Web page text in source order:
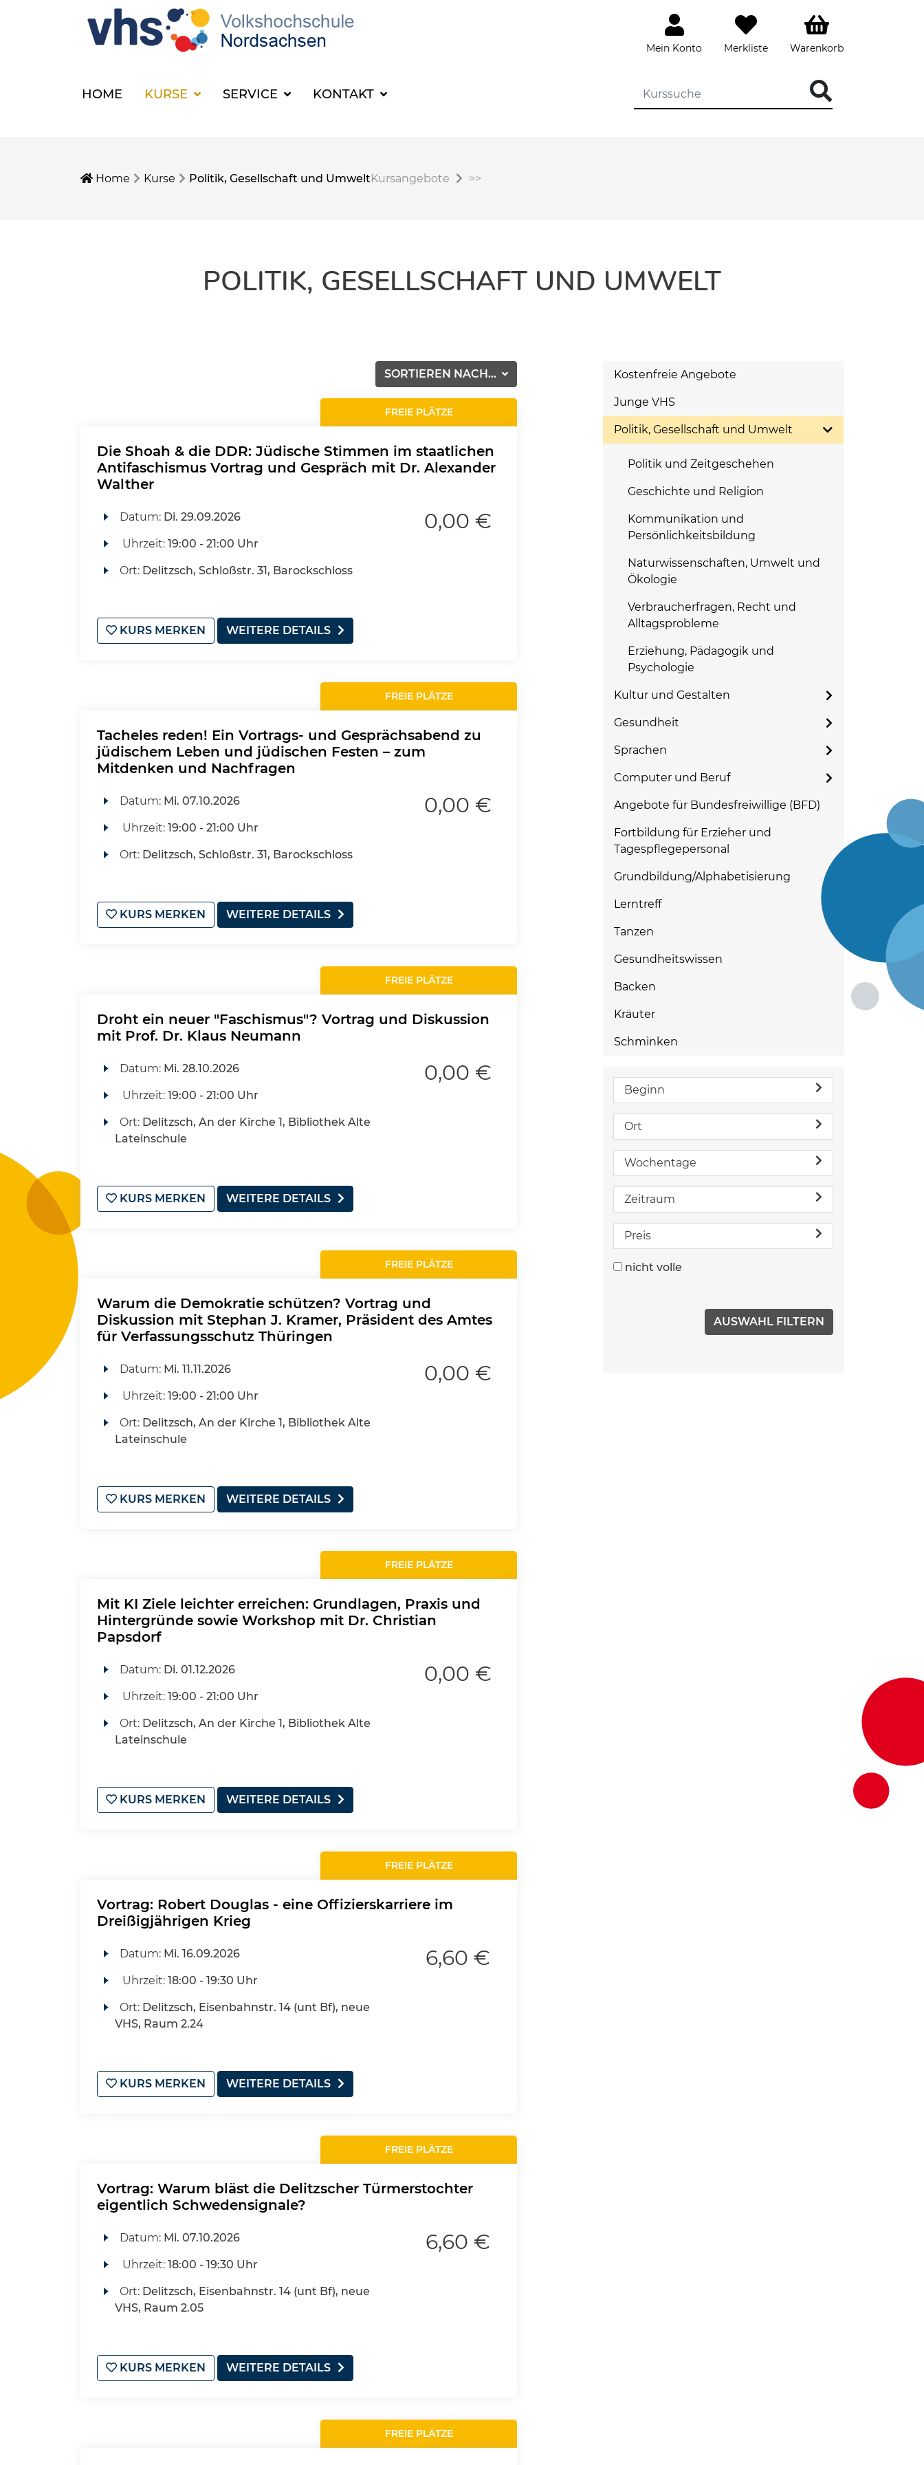
Mein Konto Merkliste Warenkorb
HOME KURSE SERVICE KONTAKT
Home Kurse Politik, Gesellschaft und UmweltKursangebote >>
POLITIK, GESELLSCHAFT UND UMWELT
SORTIEREN NACH...
FREIE PLÄTZE
Die Shoah & die DDR: Jüdische Stimmen im staatlichen
Antifaschismus Vortrag und Gespräch mit Dr. Alexander
Walther
Datum: Di. 29.09.2026
Uhrzeit: 19:00 - 21:00 Uhr
Ort: Delitzsch, Schloßstr. 31, Barockschloss
0,00 €
KURS MERKEN WEITERE DETAILS
FREIE PLÄTZE
Tacheles reden! Ein Vortrags- und Gesprächsabend zu
jüdischem Leben und jüdischen Festen – zum
Mitdenken und Nachfragen
Datum: Mi. 07.10.2026
Uhrzeit: 19:00 - 21:00 Uhr
Ort: Delitzsch, Schloßstr. 31, Barockschloss
0,00 €
KURS MERKEN WEITERE DETAILS
FREIE PLÄTZE
Droht ein neuer "Faschismus"? Vortrag und Diskussion
mit Prof. Dr. Klaus Neumann
Datum: Mi. 28.10.2026
Uhrzeit: 19:00 - 21:00 Uhr
Ort: Delitzsch, An der Kirche 1, Bibliothek Alte
Lateinschule
0,00 €
KURS MERKEN WEITERE DETAILS
FREIE PLÄTZE
Warum die Demokratie schützen? Vortrag und
Diskussion mit Stephan J. Kramer, Präsident des Amtes
für Verfassungsschutz Thüringen
Datum: Mi. 11.11.2026
Uhrzeit: 19:00 - 21:00 Uhr
Ort: Delitzsch, An der Kirche 1, Bibliothek Alte
Lateinschule
0,00 €
KURS MERKEN WEITERE DETAILS
FREIE PLÄTZE
Mit KI Ziele leichter erreichen: Grundlagen, Praxis und
Hintergründe sowie Workshop mit Dr. Christian
Papsdorf
Datum: Di. 01.12.2026
Uhrzeit: 19:00 - 21:00 Uhr
Ort: Delitzsch, An der Kirche 1, Bibliothek Alte
Lateinschule
0,00 €
KURS MERKEN WEITERE DETAILS
FREIE PLÄTZE
Vortrag: Robert Douglas - eine Offizierskarriere im
Dreißigjährigen Krieg
Datum: Mi. 16.09.2026
Uhrzeit: 18:00 - 19:30 Uhr
Ort: Delitzsch, Eisenbahnstr. 14 (unt Bf), neue
VHS, Raum 2.24
6,60 €
KURS MERKEN WEITERE DETAILS
FREIE PLÄTZE
Vortrag: Warum bläst die Delitzscher Türmerstochter
eigentlich Schwedensignale?
Datum: Mi. 07.10.2026
Uhrzeit: 18:00 - 19:30 Uhr
Ort: Delitzsch, Eisenbahnstr. 14 (unt Bf), neue
VHS, Raum 2.05
6,60 €
KURS MERKEN WEITERE DETAILS
FREIE PLÄTZE
Kostenfreie Angebote
Junge VHS
Politik, Gesellschaft und Umwelt
Politik und Zeitgeschehen
Geschichte und Religion
Kommunikation und
Persönlichkeitsbildung
Naturwissenschaften, Umwelt und
Ökologie
Verbraucherfragen, Recht und
Alltagsprobleme
Erziehung, Pädagogik und
Psychologie
Kultur und Gestalten
Gesundheit
Sprachen
Computer und Beruf
Angebote für Bundesfreiwillige (BFD)
Fortbildung für Erzieher und
Tagespflegepersonal
Grundbildung/Alphabetisierung
Lerntreff
Tanzen
Gesundheitswissen
Backen
Kräuter
Schminken
Beginn
Ort
Wochentage
Zeitraum
Preis
nicht volle